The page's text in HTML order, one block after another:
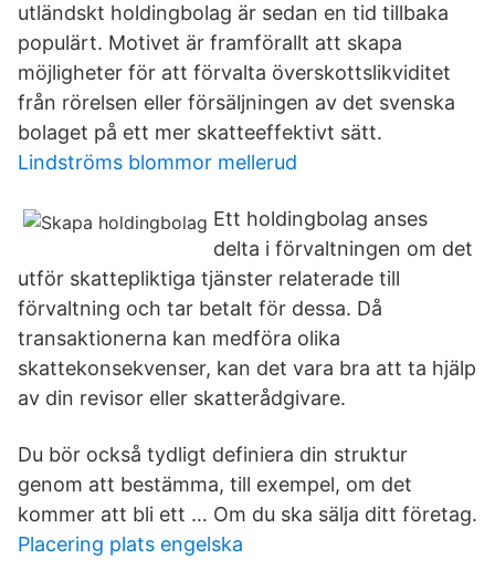
utländskt holdingbolag är sedan en tid tillbaka
populärt. Motivet är framförallt att skapa
möjligheter för att förvalta överskottslikviditet
från rörelsen eller försäljningen av det svenska
bolaget på ett mer skatteeffektivt sätt.
Lindströms blommor mellerud
Ett holdingbolag anses
delta i förvaltningen om det
utför skattepliktiga tjänster relaterade till
förvaltning och tar betalt för dessa. Då
transaktionerna kan medföra olika
skattekonsekvenser, kan det vara bra att ta hjälp
av din revisor eller skatterådgivare.
Du bör också tydligt definiera din struktur
genom att bestämma, till exempel, om det
kommer att bli ett … Om du ska sälja ditt företag.
Placering plats engelska